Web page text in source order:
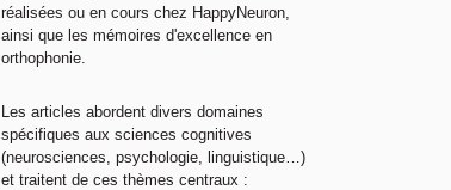
réalisées ou en cours chez HappyNeuron,
ainsi que les mémoires d'excellence en
orthophonie.
Les articles abordent divers domaines
spécifiques aux sciences cognitives
(neurosciences, psychologie, linguistique…)
et traitent de ces thèmes centraux :